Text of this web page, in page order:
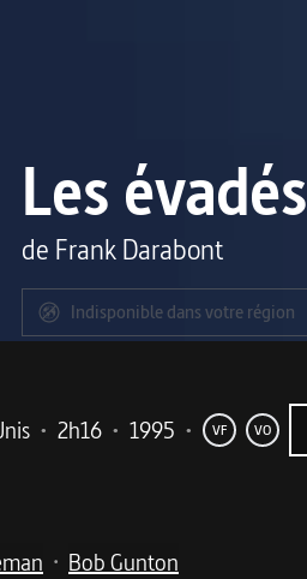
Les évadés
de Frank Darabont
Indisponible dans votre région
• 2h16 • 1995 • VF VO
• Bob Gunton